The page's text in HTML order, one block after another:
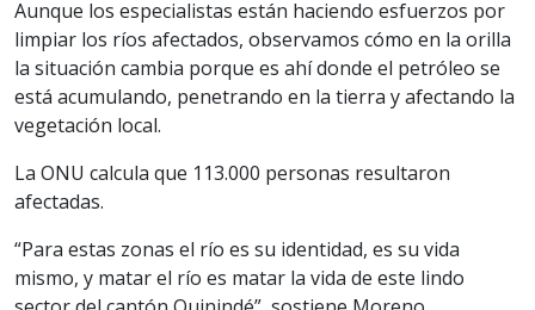
Aunque los especialistas están haciendo esfuerzos por
limpiar los ríos afectados, observamos cómo en la orilla
la situación cambia porque es ahí donde el petróleo se
está acumulando, penetrando en la tierra y afectando la
vegetación local.
La ONU calcula que 113.000 personas resultaron
afectadas.
“Para estas zonas el río es su identidad, es su vida
mismo, y matar el río es matar la vida de este lindo